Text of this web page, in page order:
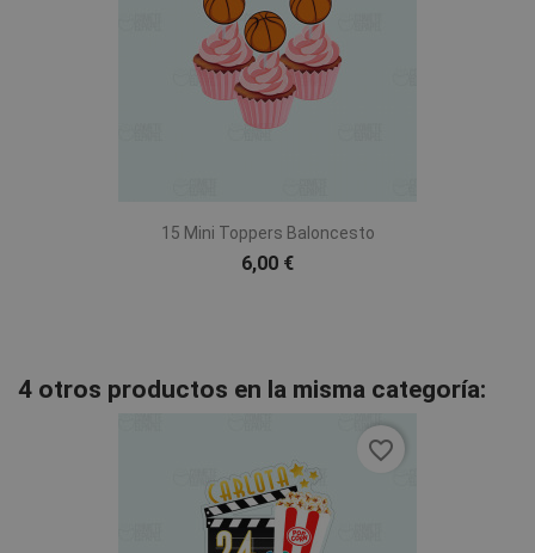
15 Mini Toppers Baloncesto
6,00 €
4 otros productos en la misma categoría:
favorite_border